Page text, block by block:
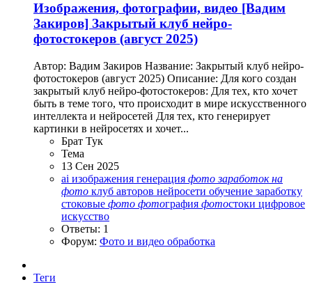
Изображения, фотографии, видео [Вадим
Закиров] Закрытый клуб нейро-
фотостокеров (август 2025)
Автор: Вадим Закиров Название: Закрытый клуб нейро-
фотостокеров (август 2025) Описание: Для кого создан
закрытый клуб нейро-фотостокеров: Для тех, кто хочет
быть в теме того, что происходит в мире искусственного
интеллекта и нейросетей Для тех, кто генерирует
картинки в нейросетях и хочет...
Брат Тук
Тема
13 Сен 2025
ai изображения генерация фото заработок на
фото клуб авторов нейросети обучение заработку
стоковые фото фотография фотостоки цифровое
искусство
Ответы: 1
Форум: Фото и видео обработка
Теги